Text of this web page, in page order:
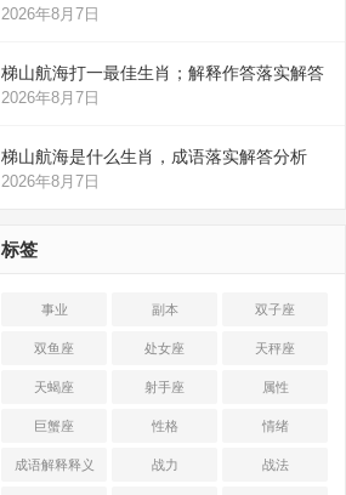
2026年8月7日
梯山航海打一最佳生肖；解释作答落实解答
2026年8月7日
梯山航海是什么生肖，成语落实解答分析
2026年8月7日
标签
事业 副本 双子座
双鱼座 处女座 天秤座
天蝎座 射手座 属性
巨蟹座 性格 情绪
成语解释释义 战力 战法